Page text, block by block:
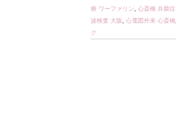
療 ワーファリン
心斎橋 弁膜
波検査 大阪
心電図外来 心斎橋
ク